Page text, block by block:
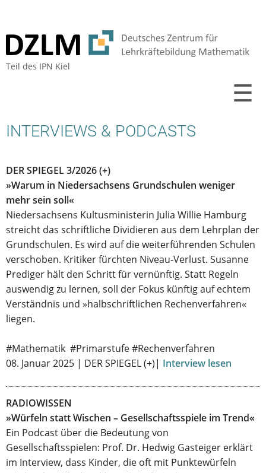
Teil des IPN Kiel
☰
INTERVIEWS & PODCASTS
DER SPIEGEL 3/2026 (+)
»Warum in Niedersachsens Grundschulen weniger
mehr sein soll«
Niedersachsens Kultusministerin Julia Willie Hamburg
streicht das schriftliche Dividieren aus dem Lehrplan der
Grundschulen. Es wird auf die weiterführenden Schulen
verschoben. Kritiker fürchten Niveau-Verlust. Susanne
Prediger hält den Schritt für vernünftig. Statt Regeln
auswendig zu lernen, soll der Fokus künftig auf echtem
Verständnis und »halbschriftlichen Rechenverfahren«
liegen.
#Mathematik #Primarstufe #Rechenverfahren
08. Januar 2025 | DER SPIEGEL (+)| Interview lesen
RADIOWISSEN
»Würfeln statt Wischen – Gesellschaftsspiele im Trend«
Ein Podcast über die Bedeutung von
Gesellschaftsspielen: Prof. Dr. Hedwig Gasteiger erklärt
im Interview, dass Kinder, die oft mit Punktewürfeln